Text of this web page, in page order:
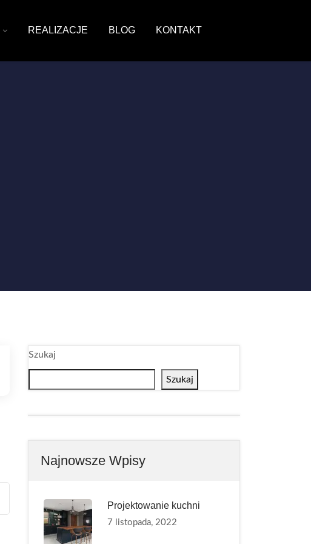
REALIZACJE BLOG KONTAKT
Szukaj
Szukaj
Najnowsze Wpisy
Projektowanie kuchni
7 listopada, 2022